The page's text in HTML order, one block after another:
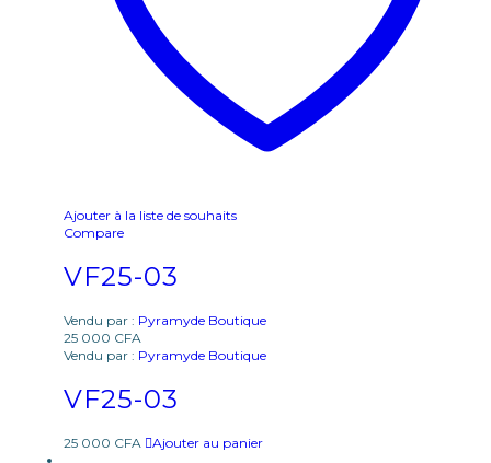
Ajouter à la liste de souhaits
Compare
VF25-03
Vendu par : Pyramyde Boutique
25 000 CFA
Vendu par : Pyramyde Boutique
VF25-03
25 000 CFA Ajouter au panier